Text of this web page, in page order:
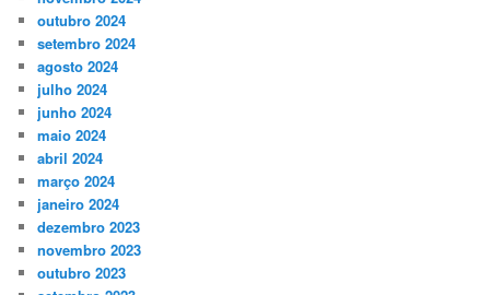
outubro 2024
setembro 2024
agosto 2024
julho 2024
junho 2024
maio 2024
abril 2024
março 2024
janeiro 2024
dezembro 2023
novembro 2023
outubro 2023